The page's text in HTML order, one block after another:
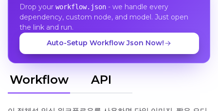
Drop your workflow.json- we handle every
dependency, custom node, and model. Just open
the link and run.
Auto-Setup Workflow Json Now!
Workflow API